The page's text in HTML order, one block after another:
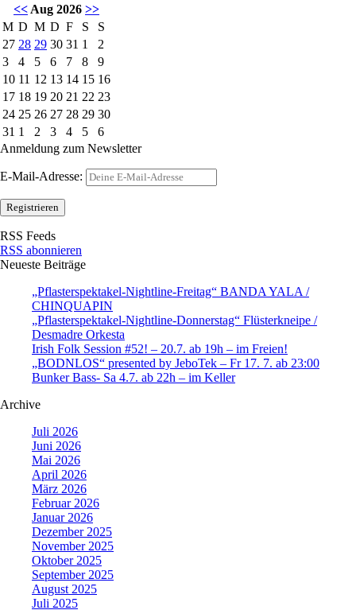
<< Aug 2026 >>
M D M D F S
S
27 28 29 30 31 1
2
3
4 5 6 7 8
9
10 11 12 13 14 15 16
17 18 19 20 21 22 23
24 25 26 27 28 29 30
31 1 2 3 4 5
6
Anmeldung zum Newsletter
E-Mail-Adresse:
RSS Feeds
RSS abonnieren
Neueste Beiträge
„Pflasterspektakel-Nightline-Freitag“ BANDA YALA /
CHINQUAPIN
„Pflasterspektakel-Nightline-Donnerstag“ Flüsterkneipe /
Desmadre Orkesta
Irish Folk Session #52! – 20.7. ab 19h – im Freien!
„BODNLOS“ presented by JeboTek – Fr 17. 7. ab 23:00
Bunker Bass- Sa 4.7. ab 22h – im Keller
Archive
Juli 2026
Juni 2026
Mai 2026
April 2026
März 2026
Februar 2026
Januar 2026
Dezember 2025
November 2025
Oktober 2025
September 2025
August 2025
Juli 2025